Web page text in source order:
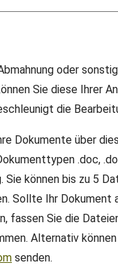
oder
Sie diese Ihrer
die
Dokumente über
.doc,
Sie können bis zu 5
Sollte Ihr Dokument
fassen Sie die
Alternativ können
senden.